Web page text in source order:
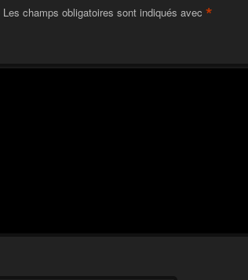
Les champs obligatoires sont indiqués avec *